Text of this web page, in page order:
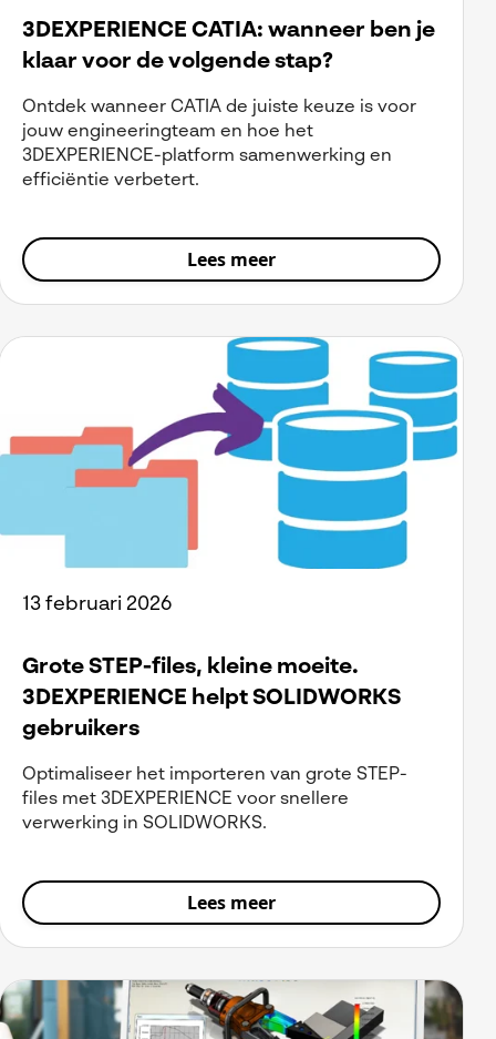
3DEXPERIENCE CATIA: wanneer ben je
klaar voor de volgende stap?
Ontdek wanneer CATIA de juiste keuze is voor
jouw engineeringteam en hoe het
3DEXPERIENCE-platform samenwerking en
efficiëntie verbetert.
Lees meer
13 februari 2026
Grote STEP-files, kleine moeite.
3DEXPERIENCE helpt SOLIDWORKS
gebruikers
Optimaliseer het importeren van grote STEP-
files met 3DEXPERIENCE voor snellere
verwerking in SOLIDWORKS.
Lees meer